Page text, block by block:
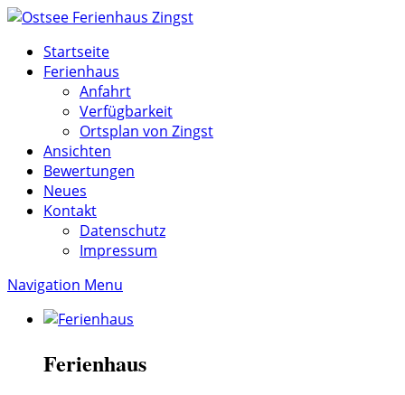
Startseite
Ferienhaus
Anfahrt
Verfügbarkeit
Ortsplan von Zingst
Ansichten
Bewertungen
Neues
Kontakt
Datenschutz
Impressum
Navigation Menu
Ferienhaus